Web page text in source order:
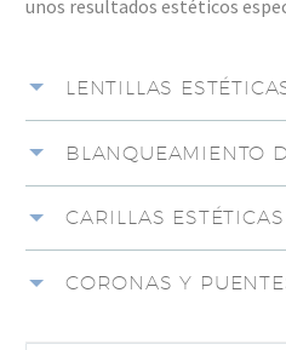
unos resultados estéticos
LENTILLAS
BLANQUEAMIENTO
CARILLAS ESTÉTICAS
CORONAS Y